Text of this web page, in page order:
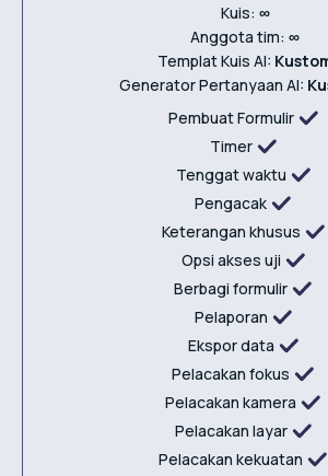
Kuis: ∞
Anggota tim: ∞
Templat Kuis AI:
Generator Pertanyaan AI:
Pembuat Formulir
Timer
Tenggat waktu
Pengacak
Keterangan khusus
Opsi akses uji
Berbagi formulir
Pelaporan
Ekspor data
Pelacakan fokus
Pelacakan kamera
Pelacakan layar
Pelacakan kekuatan